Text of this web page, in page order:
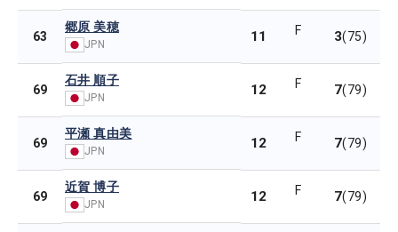
63
郷原 美穂
JPN 11 F 3(75)
69
石井 順子
JPN 12 F 7(79)
69
平瀬 真由美
JPN 12 F 7(79)
69
近賀 博子
JPN 12 F 7(79)